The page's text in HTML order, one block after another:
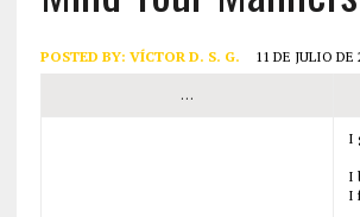
POSTED BY: VÍCTOR D. S. G. 11 DE JULIO DE
…
I
I
I